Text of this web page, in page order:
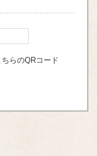
らのQRコード